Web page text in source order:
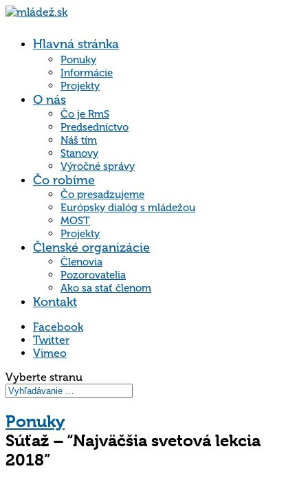
Hlavná stránka
Ponuky
Informácie
Projekty
O nás
Čo je RmS
Predsedníctvo
Náš tím
Stanovy
Výročné správy
Čo robíme
Čo presadzujeme
Európsky dialóg s mládežou
MOST
Projekty
Členské organizácie
Členovia
Pozorovatelia
Ako sa stať členom
Kontakt
Facebook
Twitter
Vimeo
Vyberte stranu
Ponuky
Súťaž – “Najväčšia svetová lekcia
2018”